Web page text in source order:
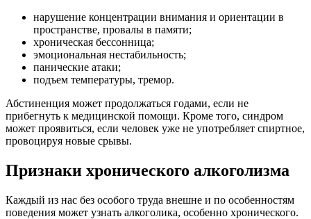
нарушение концентрации внимания и ориентации в
пространстве, провалы в памяти;
хроническая бессонница;
эмоциональная нестабильность;
панические атаки;
подъем температуры, тремор.
Абстиненция может продолжаться годами, если не
прибегнуть к медицинской помощи. Кроме того, синдром
может проявиться, если человек уже не употребляет спиртное,
провоцируя новые срывы.
Признаки хронического алкоголизма
Каждый из нас без особого труда внешне и по особенностям
поведения может узнать алкоголика, особенно хронического.